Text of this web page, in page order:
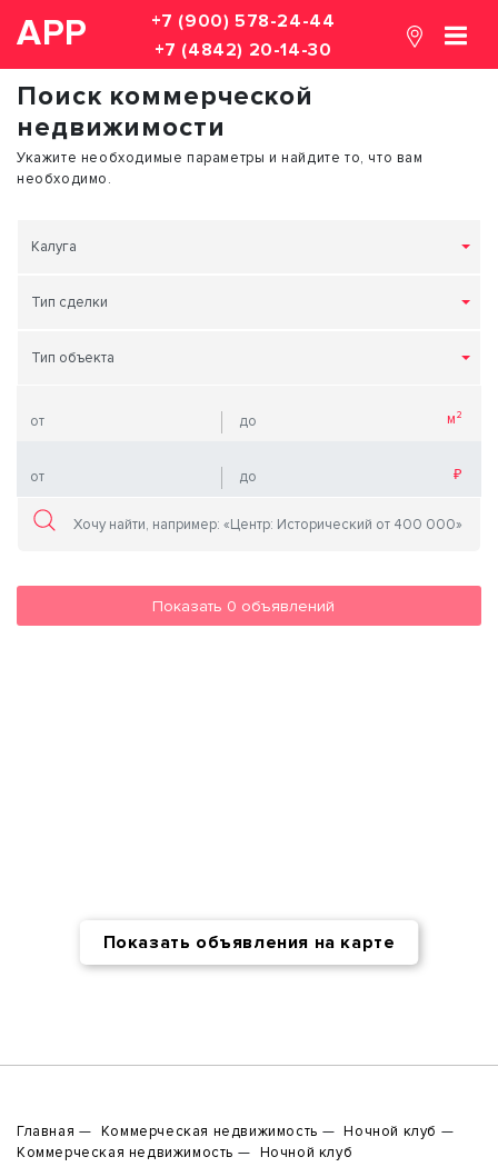
АРР
+7 (900) 578-24-44
+7 (4842) 20-14-30
Поиск коммерческой
недвижимости
Укажите необходимые параметры и найдите то, что вам
необходимо.
Калуга
Тип сделки
Тип объекта
Показать 0 объявлений
Показать объявления на карте
Главная Коммерческая недвижимость
Ночной клуб
Коммерческая недвижимость
Ночной клуб